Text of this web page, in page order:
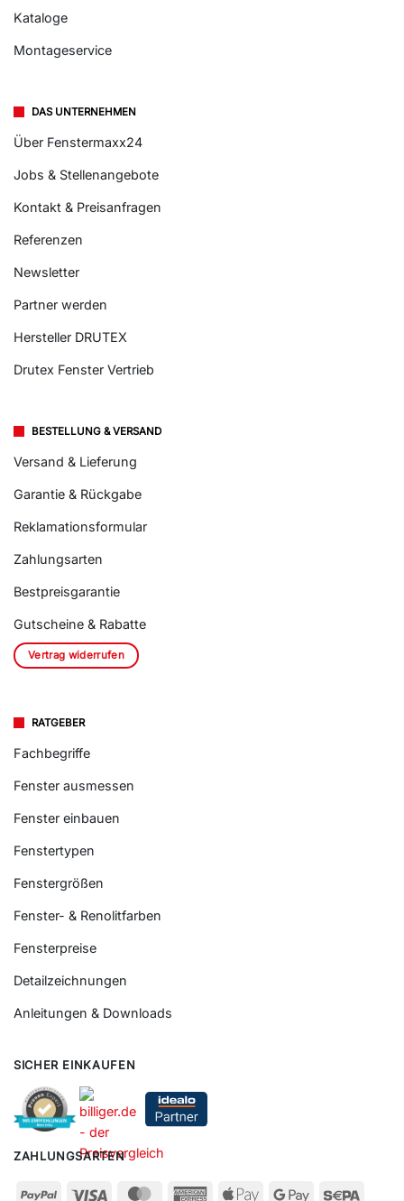
Kataloge
Montageservice
DAS UNTERNEHMEN
Über Fenstermaxx24
Jobs & Stellenangebote
Kontakt & Preisanfragen
Referenzen
Newsletter
Partner werden
Hersteller DRUTEX
Drutex Fenster Vertrieb
BESTELLUNG & VERSAND
Versand & Lieferung
Garantie & Rückgabe
Reklamationsformular
Zahlungsarten
Bestpreisgarantie
Gutscheine & Rabatte
Vertrag widerrufen
RATGEBER
Fachbegriffe
Fenster ausmessen
Fenster einbauen
Fenstertypen
Fenstergrößen
Fenster- & Renolitfarben
Fensterpreise
Detailzeichnungen
Anleitungen & Downloads
SICHER EINKAUFEN
ZAHLUNGSARTEN